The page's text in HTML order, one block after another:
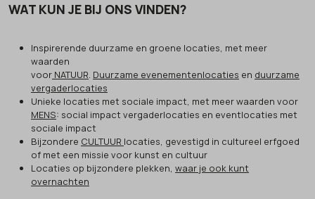
WAT KUN JE BIJ ONS VINDEN?
Inspirerende duurzame en groene locaties, met meer
waarden
voor NATUUR. Duurzame evenementenlocaties en duurzame
vergaderlocaties
Unieke locaties met sociale impact, met meer waarden voor
MENS: social impact vergaderlocaties en eventlocaties met
sociale impact
Bijzondere CULTUUR locaties, gevestigd in cultureel erfgoed
of met een missie voor kunst en cultuur
Locaties op bijzondere plekken, waar je ook kunt
overnachten